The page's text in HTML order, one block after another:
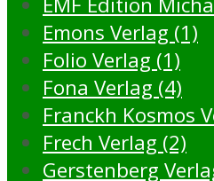
Emons Verlag (1)
Folio Verlag (1)
Fona Verlag (4)
Franckh Kosmos
Frech Verlag (2)
Gerstenberg